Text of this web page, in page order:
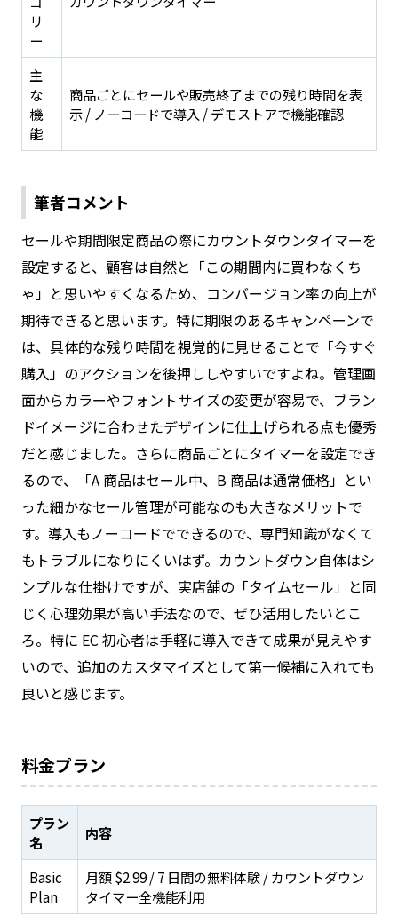
リ
ー
主
な
機
能
商品ごとにセールや販売終了までの残り時間を表
示 / ノーコードで導入 / デモストアで機能確認
筆者コメント
セールや期間限定商品の際にカウントダウンタイマーを
設定すると、顧客は自然と「この期間内に買わなくち
ゃ」と思いやすくなるため、コンバージョン率の向上が
期待できると思います。特に期限のあるキャンペーンで
は、具体的な残り時間を視覚的に見せることで「今すぐ
購入」のアクションを後押ししやすいですよね。管理画
面からカラーやフォントサイズの変更が容易で、ブラン
ドイメージに合わせたデザインに仕上げられる点も優秀
だと感じました。さらに商品ごとにタイマーを設定でき
るので、「A 商品はセール中、B 商品は通常価格」とい
った細かなセール管理が可能なのも大きなメリットで
す。導入もノーコードでできるので、専門知識がなくて
もトラブルになりにくいはず。カウントダウン自体はシ
ンプルな仕掛けですが、実店舗の「タイムセール」と同
じく心理効果が高い手法なので、ぜひ活用したいとこ
ろ。特に EC 初心者は手軽に導入できて成果が見えやす
いので、追加のカスタマイズとして第一候補に入れても
良いと感じます。
料金プラン
プラン
名
内容
Basic
Plan
月額 $2.99 / 7 日間の無料体験 / カウントダウン
タイマー全機能利用